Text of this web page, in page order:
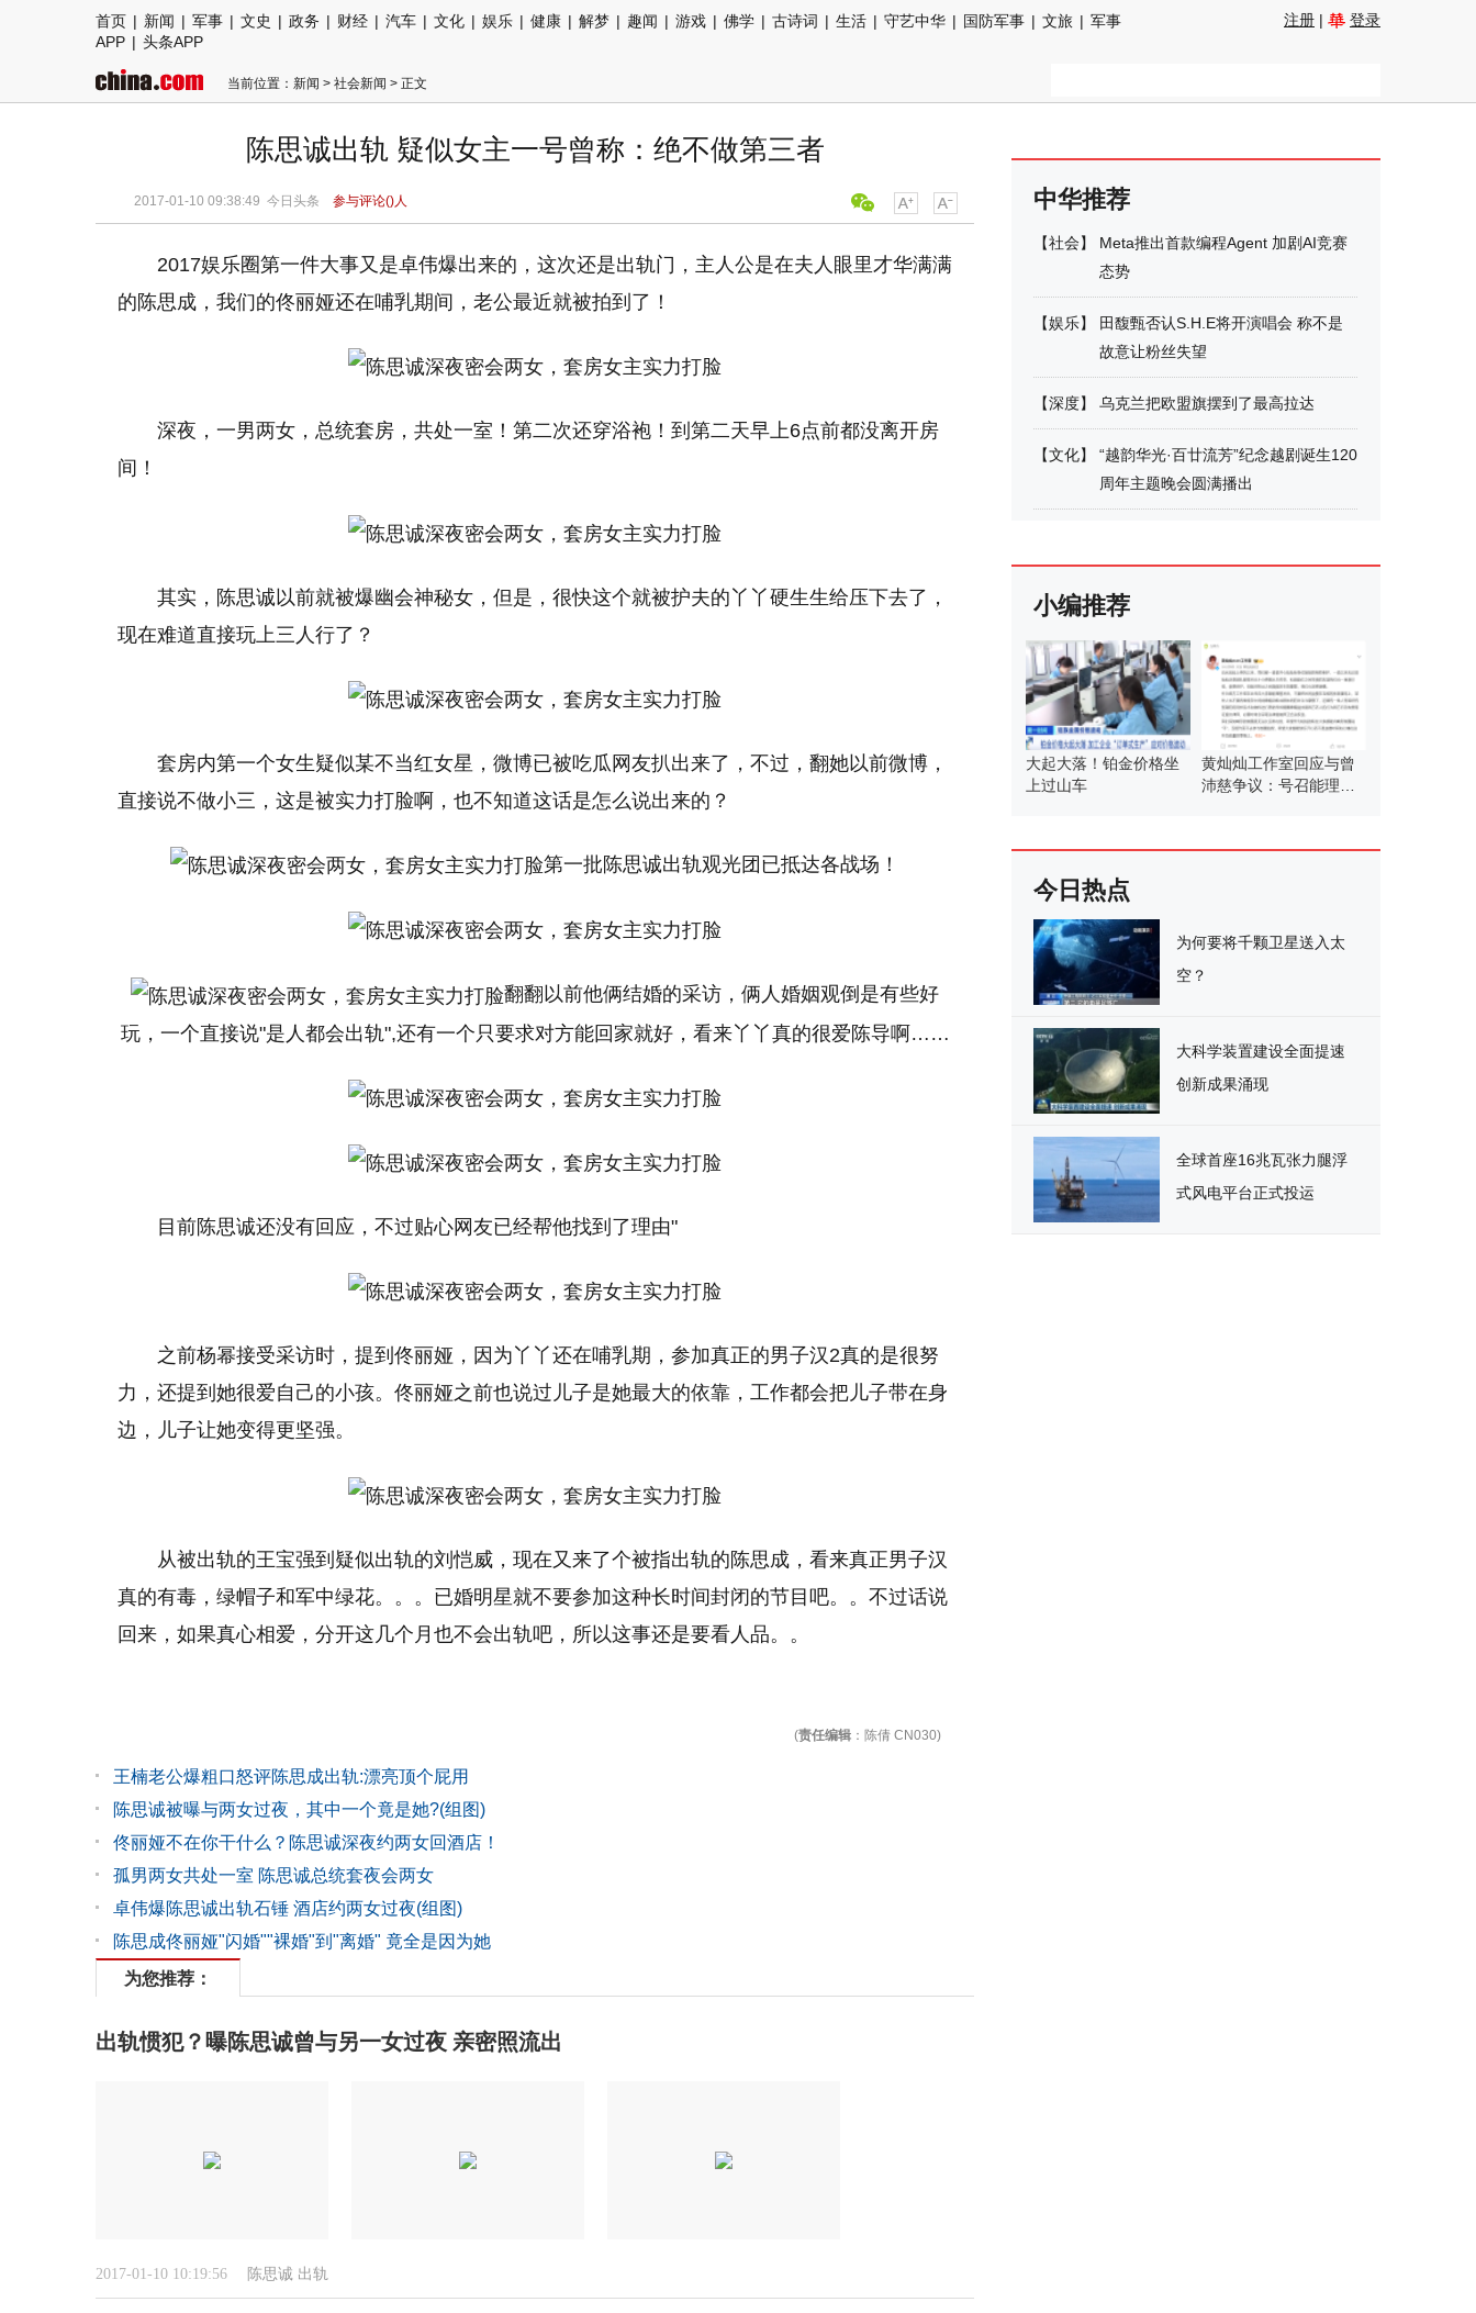
首页 | 新闻 | 军事 | 文史 | 政务 | 财经 | 汽车 | 文化 | 娱乐 | 健康 | 解梦 | 趣闻 | 游戏 | 佛学 | 古诗词 | 生活 | 守艺中华 | 国防军事 | 文旅 | 军事
APP | 头条APP
注册 | 登录
当前位置： 新闻 > 社会新闻 > 正文
陈思诚出轨 疑似女主一号曾称：绝不做第三者
2017-01-10 09:38:49 今日头条 参与评论()人
2017娱乐圈第一件大事又是卓伟爆出来的，这次还是出轨门，主人公是在夫人眼里才华满满
的陈思成，我们的佟丽娅还在哺乳期间，老公最近就被拍到了！
深夜，一男两女，总统套房，共处一室！第二次还穿浴袍！到第二天早上6点前都没离开房
间！
其实，陈思诚以前就被爆幽会神秘女，但是，很快这个就被护夫的丫丫硬生生给压下去了，
现在难道直接玩上三人行了？
套房内第一个女生疑似某不当红女星，微博已被吃瓜网友扒出来了，不过，翻她以前微博，
直接说不做小三，这是被实力打脸啊，也不知道这话是怎么说出来的？
第一批陈思诚出轨观光团已抵达各战场！
翻翻以前他俩结婚的采访，俩人婚姻观倒是有些好
玩，一个直接说"是人都会出轨",还有一个只要求对方能回家就好，看来丫丫真的很爱陈导啊……
目前陈思诚还没有回应，不过贴心网友已经帮他找到了理由"
之前杨幂接受采访时，提到佟丽娅，因为丫丫还在哺乳期，参加真正的男子汉2真的是很努
力，还提到她很爱自己的小孩。佟丽娅之前也说过儿子是她最大的依靠，工作都会把儿子带在身
边，儿子让她变得更坚强。
从被出轨的王宝强到疑似出轨的刘恺威，现在又来了个被指出轨的陈思成，看来真正男子汉
真的有毒，绿帽子和军中绿花。。。已婚明星就不要参加这种长时间封闭的节目吧。。不过话说
回来，如果真心相爱，分开这几个月也不会出轨吧，所以这事还是要看人品。。
(责任编辑 ：陈倩 CN030)
王楠老公爆粗口怒评陈思成出轨:漂亮顶个屁用
陈思诚被曝与两女过夜，其中一个竟是她?(组图)
佟丽娅不在你干什么？陈思诚深夜约两女回酒店！
孤男两女共处一室 陈思诚总统套夜会两女
卓伟爆陈思诚出轨石锤 酒店约两女过夜(组图)
陈思成佟丽娅"闪婚""裸婚"到"离婚" 竟全是因为她
为您推荐：
出轨惯犯？曝陈思诚曾与另一女过夜 亲密照流出
2017-01-10 10:19:56 陈思诚 出轨
中华推荐
【社会】
Meta推出首款编程Agent 加剧AI竞赛
态势
【娱乐】
田馥甄否认S.H.E将开演唱会 称不是
故意让粉丝失望
【深度】 乌克兰把欧盟旗摆到了最高拉达
【文化】
“越韵华光·百廿流芳”纪念越剧诞生120
周年主题晚会圆满播出
小编推荐
大起大落！铂金价格坐
上过山车
黄灿灿工作室回应与曾
沛慈争议：号召能理智
今日热点
为何要将千颗卫星送入太
空？
大科学装置建设全面提速
创新成果涌现
全球首座16兆瓦张力腿浮
式风电平台正式投运